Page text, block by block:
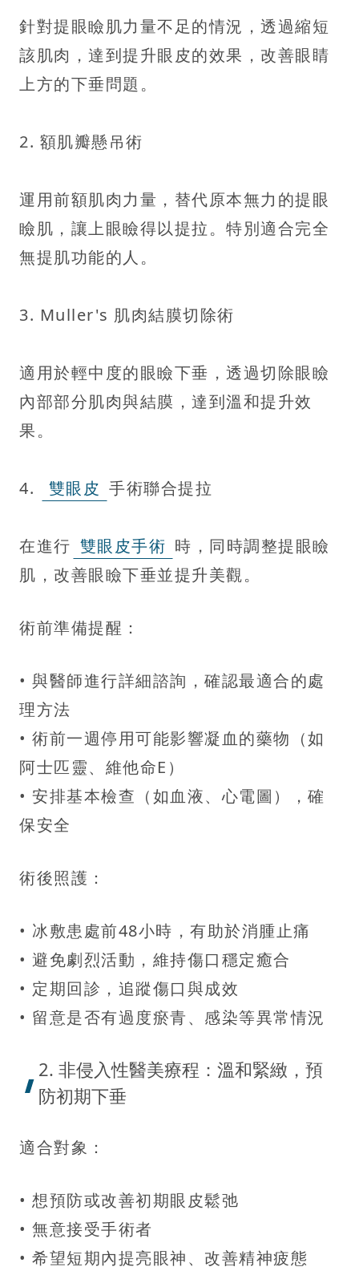
針對提眼瞼肌力量不足的情況，透過縮短
該肌肉，達到提升眼皮的效果，改善眼睛
上方的下垂問題。
2. 額肌瓣懸吊術
運用前額肌肉力量，替代原本無力的提眼
瞼肌，讓上眼瞼得以提拉。特別適合完全
無提肌功能的人。
3. Muller's 肌肉結膜切除術
適用於輕中度的眼瞼下垂，透過切除眼瞼
內部部分肌肉與結膜，達到溫和提升效
果。
4. 雙眼皮 手術聯合提拉
在進行 雙眼皮手術 時，同時調整提眼瞼
肌，改善眼瞼下垂並提升美觀。
術前準備提醒：
• 與醫師進行詳細諮詢，確認最適合的處
理方法
• 術前一週停用可能影響凝血的藥物（如
阿士匹靈、維他命E）
• 安排基本檢查（如血液、心電圖），確
保安全
術後照護：
• 冰敷患處前48小時，有助於消腫止痛
• 避免劇烈活動，維持傷口穩定癒合
• 定期回診，追蹤傷口與成效
• 留意是否有過度瘀青、感染等異常情況
2. 非侵入性醫美療程：溫和緊緻，預
防初期下垂
適合對象：
• 想預防或改善初期眼皮鬆弛
• 無意接受手術者
• 希望短期內提亮眼神、改善精神疲態